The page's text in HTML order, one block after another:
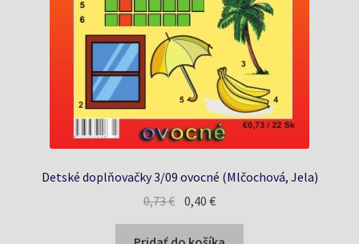
Detské doplňovačky 3/09 ovocné (Mlčochová, Jela)
0,73€ Pôvodná
cena
bola:
0,40€Aktuálna
cena
je: